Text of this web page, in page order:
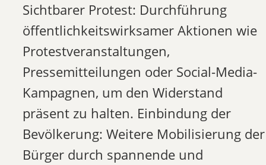
Sichtbarer Protest: Durchführung
öffentlichkeitswirksamer Aktionen wie
Protestveranstaltungen,
Pressemitteilungen oder Social-Media-
Kampagnen, um den Widerstand
präsent zu halten. Einbindung der
Bevölkerung: Weitere Mobilisierung der
Bürger durch spannende und